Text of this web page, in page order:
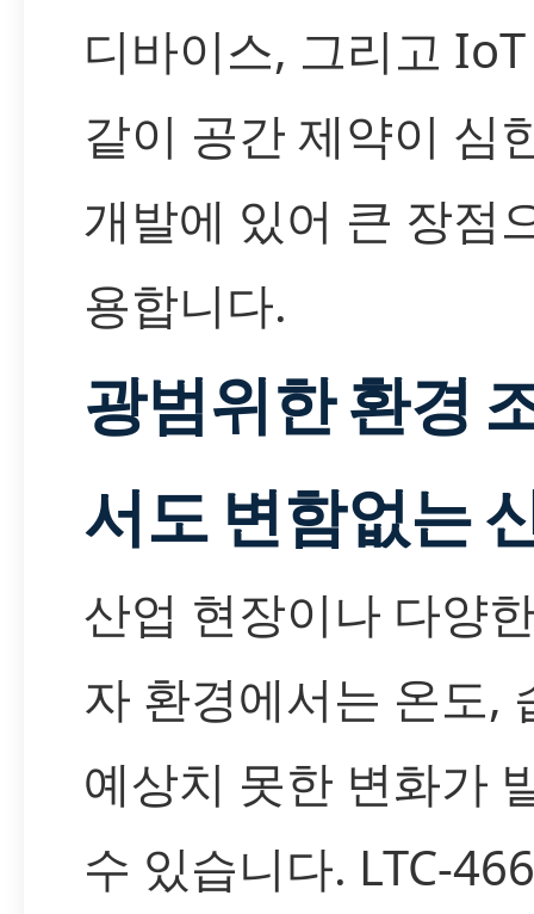
디바이스, 그리고
같이 공간 제약이 심
개발에 있어 큰 장점
용합니다.
광범위한 환경
서도 변함없는
산업 현장이나 다양
자 환경에서는 온도,
예상치 못한 변화가
수 있습니다. LTC-